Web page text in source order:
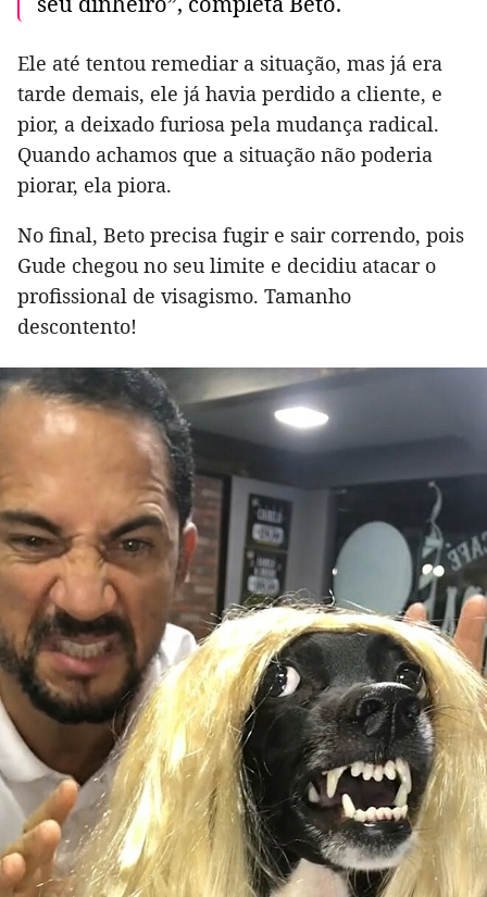
Ele até tentou remediar a situação, mas já era
tarde demais, ele já havia perdido a cliente, e
pior, a deixado furiosa pela mudança radical.
Quando achamos que a situação não poderia
piorar, ela piora.
No final, Beto precisa fugir e sair correndo, pois
Gude chegou no seu limite e decidiu atacar o
profissional de visagismo. Tamanho
descontento!